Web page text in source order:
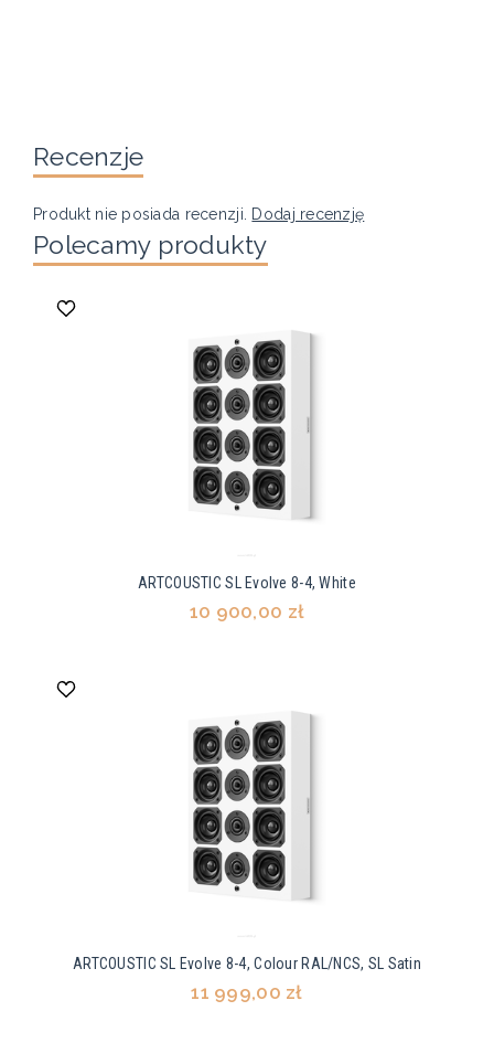
Recenzje
Produkt nie posiada recenzji. Dodaj recenzję
Polecamy produkty
ARTCOUSTIC SL Evolve 8-4, White
10 900,00 zł
ARTCOUSTIC SL Evolve 8-4, Colour RAL/NCS, SL Satin
11 999,00 zł